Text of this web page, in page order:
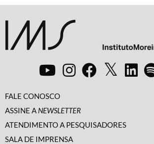
FALE CONOSCO
ASSINE A NEWSLETTER
ATENDIMENTO A PESQUISADORES
SALA DE IMPRENSA